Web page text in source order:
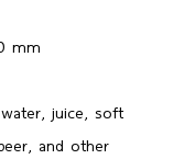
mm
juice, soft
and other